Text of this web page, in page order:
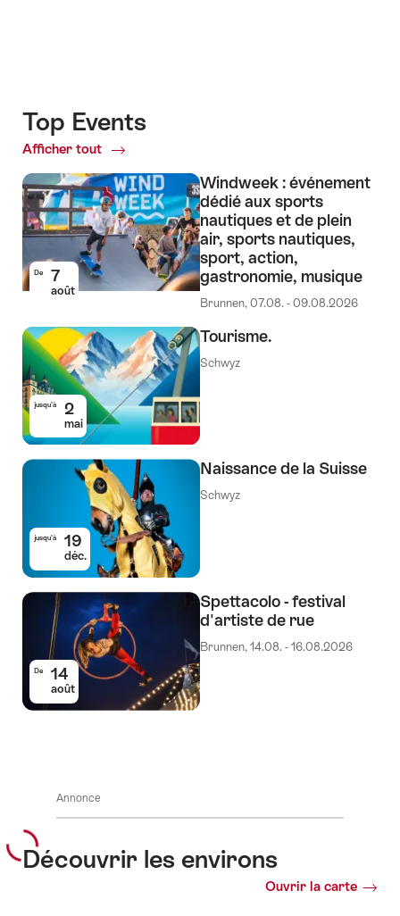
Top Events
Afficher tout
Top
De 7
août
Windweek : événement
dédié aux sports
nautiques et de plein
air, sports nautiques,
sport, action,
gastronomie, musique
Brunnen, 07.08. - 09.08.2026
jusqu’à 2
mai
Tourisme.
Schwyz
jusqu’à 19
déc.
Naissance de la Suisse
Schwyz
De 14
août
Spettacolo - festival
d'artiste de rue
Brunnen, 14.08. - 16.08.2026
Annonce
Découvrir les environs
Ouvrir la carte